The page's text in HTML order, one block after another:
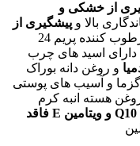
از خشکی و
بالا و پیشگیری از
کرم مرطوب کننده پریم 24
دارای اسید های چرب
و روغن دانه بوراک
و آسیب های پوستی
هسته انبه کرم
Q10 و ویتامین E فاقد